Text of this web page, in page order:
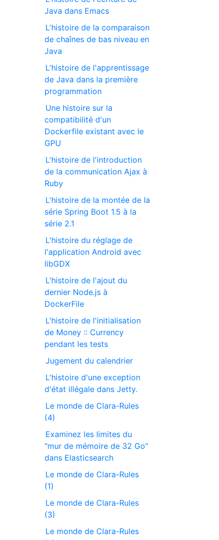
Java dans Emacs
L'histoire de la comparaison
de chaînes de bas niveau en
Java
L'histoire de l'apprentissage
de Java dans la première
programmation
Une histoire sur la
compatibilité d'un
Dockerfile existant avec le
GPU
L'histoire de l'introduction
de la communication Ajax à
Ruby
L'histoire de la montée de la
série Spring Boot 1.5 à la
série 2.1
L'histoire du réglage de
l'application Android avec
libGDX
L'histoire de l'ajout du
dernier Node.js à
DockerFile
L'histoire de l'initialisation
de Money :: Currency
pendant les tests
Jugement du calendrier
L'histoire d'une exception
d'état illégale dans Jetty.
Le monde de Clara-Rules
(4)
Examinez les limites du
"mur de mémoire de 32 Go"
dans Elasticsearch
Le monde de Clara-Rules
(1)
Le monde de Clara-Rules
(3)
Le monde de Clara-Rules